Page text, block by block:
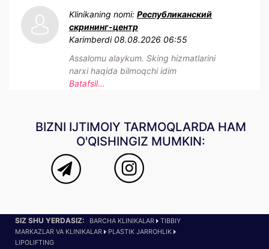
Klinikaning nomi: Республиканский
скрининг-центр
Karimberdi 08.08.2026 06:55
Assalomu alaykum. Sking hizmatlarini
narxi haqida bilmoqchi idim
Batafsil...
BIZNI IJTIMOIY TARMOQLARDA HAM
O'QISHINGIZ MUMKIN:
SIZ SHU YERDASIZ: BARCHA KLINIKALAR
TIBBIY
MARKAZLAR VA KLINIKALAR
PLASTIK JARROHLIK
LIPOLIFTING